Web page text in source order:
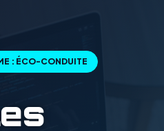
: ÉCO-CONDUITE